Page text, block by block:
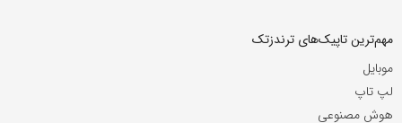
مهم‌ترین تاپیک‌های ترندزتک
موبایل
لپ تاپ
هوش مصنوعی